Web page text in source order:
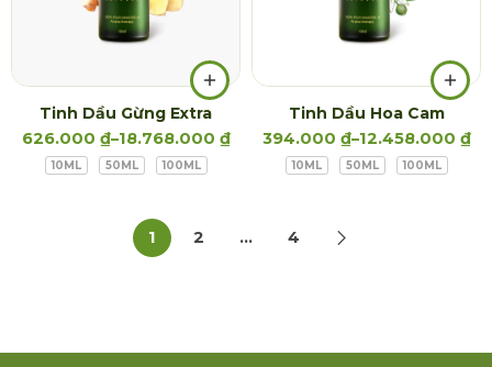
Tinh Dầu Gừng Extra
626.000 ₫–18.768.000 ₫
10ML 50ML 100ML
Tinh Dầu Hoa Cam
394.000 ₫–12.458.000 ₫
10ML 50ML 100ML
1 2 … 4